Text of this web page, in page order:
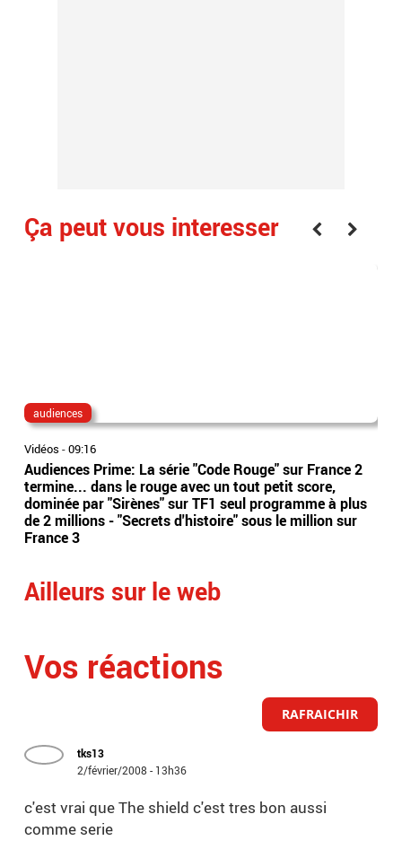
Ça peut vous interesser
audiences
Vidéos -09:16
Audiences Prime: La série "Code Rouge" sur France 2
termine... dans le rouge avec un tout petit score,
dominée par "Sirènes" sur TF1 seul programme à plus
de 2 millions - "Secrets d'histoire" sous le million sur
France 3
Ailleurs sur le web
Vos réactions
RAFRAICHIR
tks13
2/février/2008 - 13h36
c'est vrai que The shield c'est tres bon aussi
comme serie